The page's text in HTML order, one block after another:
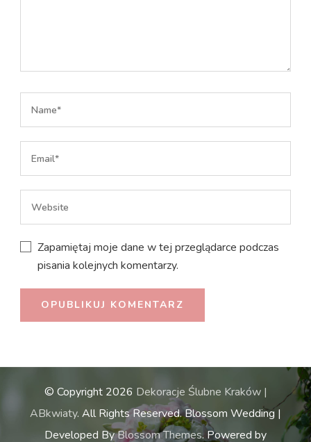
Zapamiętaj moje dane w tej przeglądarce podczas
pisania kolejnych komentarzy.
© Copyright 2026 Dekoracje Ślubne Kraków |
ABkwiaty. All Rights Reserved.Blossom Wedding |
Developed ByBlossom Themes. Powered by